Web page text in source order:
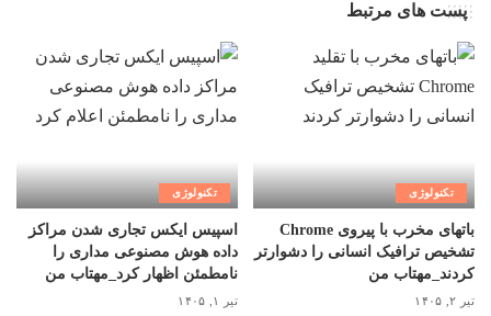
پست های مرتبط
تکنولوژی
باتهای مخرب با پیروی Chrome
تشخیص ترافیک انسانی را دشوارتر
کردند_مهتاب من
تیر ۲, ۱۴۰۵
تکنولوژی
اسپیس ایکس تجاری شدن مراکز
داده هوش مصنوعی مداری را
نامطمئن اظهار کرد_مهتاب من
تیر ۱, ۱۴۰۵